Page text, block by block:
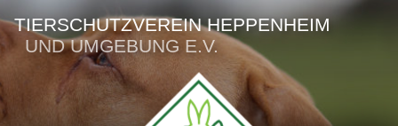
TIERSCHUTZVEREIN HEPPENHEIM
UND UMGEBUNG E.V.